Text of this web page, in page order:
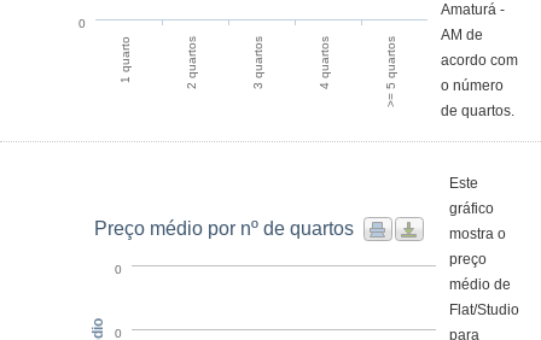
1 quarto 2 quartos 3 quartos 4 quartos >= 5 quartos
0
Amaturá -
AM de
acordo com
o número
de quartos.
Preço médio por nº de quartos
0
0
Este
gráfico
mostra o
preço
médio de
Flat/Studio
para